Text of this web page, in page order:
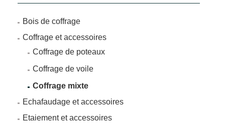
Bois de coffrage
Coffrage et accessoires
Coffrage de poteaux
Coffrage de voile
Coffrage mixte
Echafaudage et accessoires
Etaiement et accessoires